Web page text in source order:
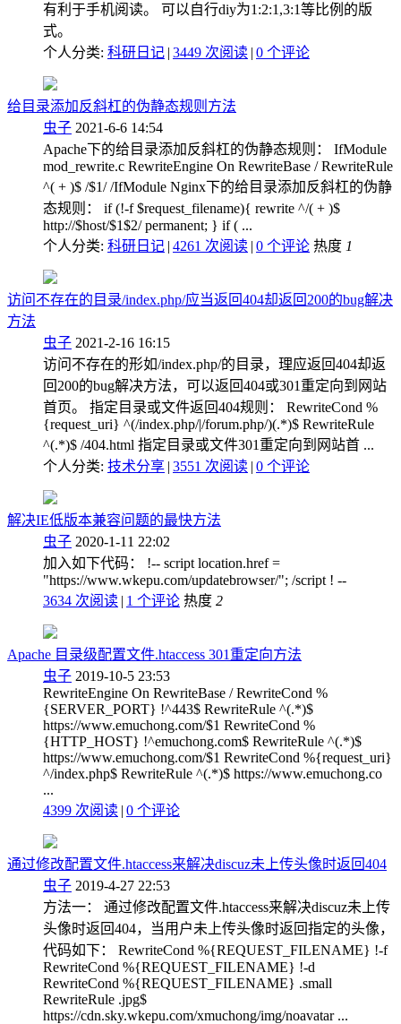
有利于手机阅读。 可以自行diy为1:2:1,3:1等比例的版
式。
个人分类: 科研日记 | 3449 次阅读 | 0 个评论
给目录添加反斜杠的伪静态规则方法
虫子 2021-6-6 14:54
Apache下的给目录添加反斜杠的伪静态规则： IfModule
mod_rewrite.c RewriteEngine On RewriteBase / RewriteRule
^( + )$ /$1/ /IfModule Nginx下的给目录添加反斜杠的伪静
态规则： if (!-f $request_filename){ rewrite ^/( + )$
http://$host/$1$2/ permanent; } if ( ...
个人分类: 科研日记 | 4261 次阅读 | 0 个评论 热度 1
访问不存在的目录/index.php/应当返回404却返回200的bug解决
方法
虫子 2021-2-16 16:15
访问不存在的形如/index.php/的目录，理应返回404却返
回200的bug解决方法，可以返回404或301重定向到网站
首页。 指定目录或文件返回404规则： RewriteCond %
{request_uri} ^(/index.php/|/forum.php/)(.*)$ RewriteRule
^(.*)$ /404.html 指定目录或文件301重定向到网站首 ...
个人分类: 技术分享 | 3551 次阅读 | 0 个评论
解决IE低版本兼容问题的最快方法
虫子 2020-1-11 22:02
加入如下代码： !-- script location.href =
"https://www.wkepu.com/updatebrowser/"; /script ! --
3634 次阅读 | 1 个评论 热度 2
Apache 目录级配置文件.htaccess 301重定向方法
虫子 2019-10-5 23:53
RewriteEngine On RewriteBase / RewriteCond %
{SERVER_PORT} !^443$ RewriteRule ^(.*)$
https://www.emuchong.com/$1 RewriteCond %
{HTTP_HOST} !^emuchong.com$ RewriteRule ^(.*)$
https://www.emuchong.com/$1 RewriteCond %{request_uri}
^/index.php$ RewriteRule ^(.*)$ https://www.emuchong.co
...
4399 次阅读 | 0 个评论
通过修改配置文件.htaccess来解决discuz未上传头像时返回404
虫子 2019-4-27 22:53
方法一： 通过修改配置文件.htaccess来解决discuz未上传
头像时返回404，当用户未上传头像时返回指定的头像，
代码如下： RewriteCond %{REQUEST_FILENAME} !-f
RewriteCond %{REQUEST_FILENAME} !-d
RewriteCond %{REQUEST_FILENAME} .small
RewriteRule .jpg$
https://cdn.sky.wkepu.com/xmuchong/img/noavatar ...